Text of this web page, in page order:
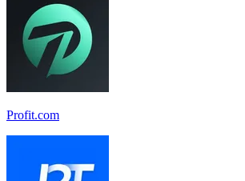
Profit.com